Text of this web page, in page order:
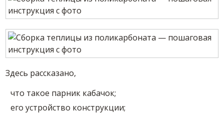
Здесь рассказано,
что такое парник кабачок;
его устройство конструкции;